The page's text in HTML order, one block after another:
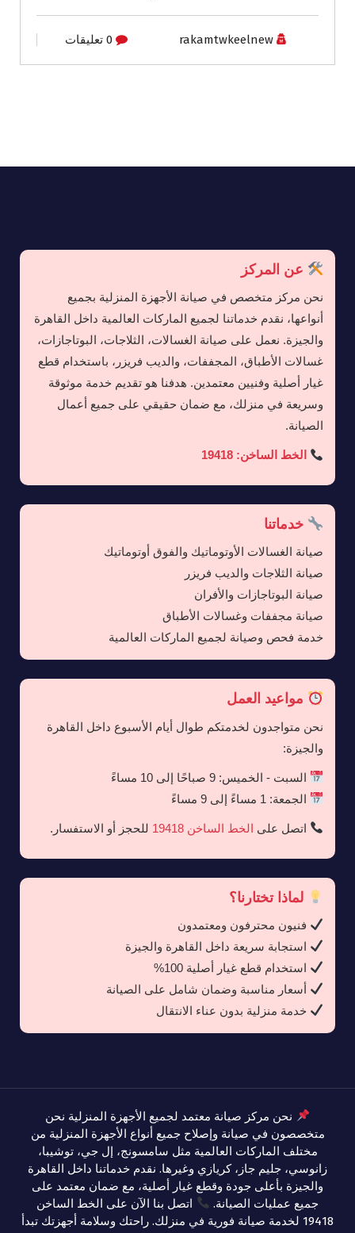
rakamtwkeelnew 0 تعليقات
عن المركز
نحن مركز متخصص في صيانة الأجهزة المنزلية بجميع
أنواعها، نقدم خدماتنا لجميع الماركات العالمية داخل القاهرة
والجيزة. نعمل على صيانة الغسالات، الثلاجات، البوتاجازات،
غسالات الأطباق، المجففات، والديب فريزر، باستخدام قطع
غيار أصلية وفنيين معتمدين. هدفنا هو تقديم خدمة موثوقة
وسريعة في منزلك، مع ضمان حقيقي على جميع أعمال
الصيانة.
الخط الساخن: 19418
خدماتنا
صيانة الغسالات الأوتوماتيك والفوق أوتوماتيك
صيانة الثلاجات والديب فريزر
صيانة البوتاجازات والأفران
صيانة مجففات وغسالات الأطباق
خدمة فحص وصيانة لجميع الماركات العالمية
مواعيد العمل
نحن متواجدون لخدمتكم طوال أيام الأسبوع داخل القاهرة
والجيزة:
السبت - الخميس: 9 صباحًا إلى 10 مساءً
الجمعة: 1 مساءً إلى 9 مساءً
اتصل على الخط الساخن 19418 للحجز أو الاستفسار.
لماذا تختارنا؟
فنيون محترفون ومعتمدون
استجابة سريعة داخل القاهرة والجيزة
استخدام قطع غيار أصلية 100%
أسعار مناسبة وضمان شامل على الصيانة
خدمة منزلية بدون عناء الانتقال
نحن مركز صيانة معتمد لجميع الأجهزة المنزلية نحن
متخصصون في صيانة وإصلاح جميع أنواع الأجهزة المنزلية من
مختلف الماركات العالمية مثل سامسونج، إل جي، توشيبا،
زانوسي، جليم جاز، كريازي وغيرها. نقدم خدماتنا داخل القاهرة
والجيزة بأعلى جودة وقطع غيار أصلية، مع ضمان معتمد على
جميع عمليات الصيانة.
اتصل بنا الآن على الخط الساخن
19418 لخدمة صيانة فورية في منزلك. راحتك وسلامة أجهزتك تبدأ